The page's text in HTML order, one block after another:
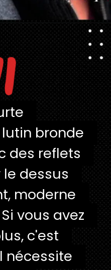
fr/categorie/cheveu/
bronde
des reflets
dessus
moderne
vous avez
c'est
nécessite
bronde
des reflets
dessus
moderne
vous avez
c'est
nécessite